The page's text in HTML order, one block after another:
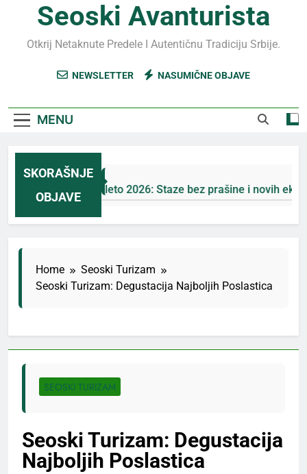
Seoski Avanturista
Otkrij Netaknute Predele I Autentičnu Tradiciju Srbije.
NEWSLETTER NASUMIČNE OBJAVE
MENU
SKORAŠNJE
OBJAVE
Jahorina leto 2026: Staze bez prašine i novih eko-taksi
Home
Seoski Turizam
Seoski Turizam: Degustacija Najboljih Poslastica
SEOSKI TURIZAM
Seoski Turizam: Degustacija
Najboljih Poslastica